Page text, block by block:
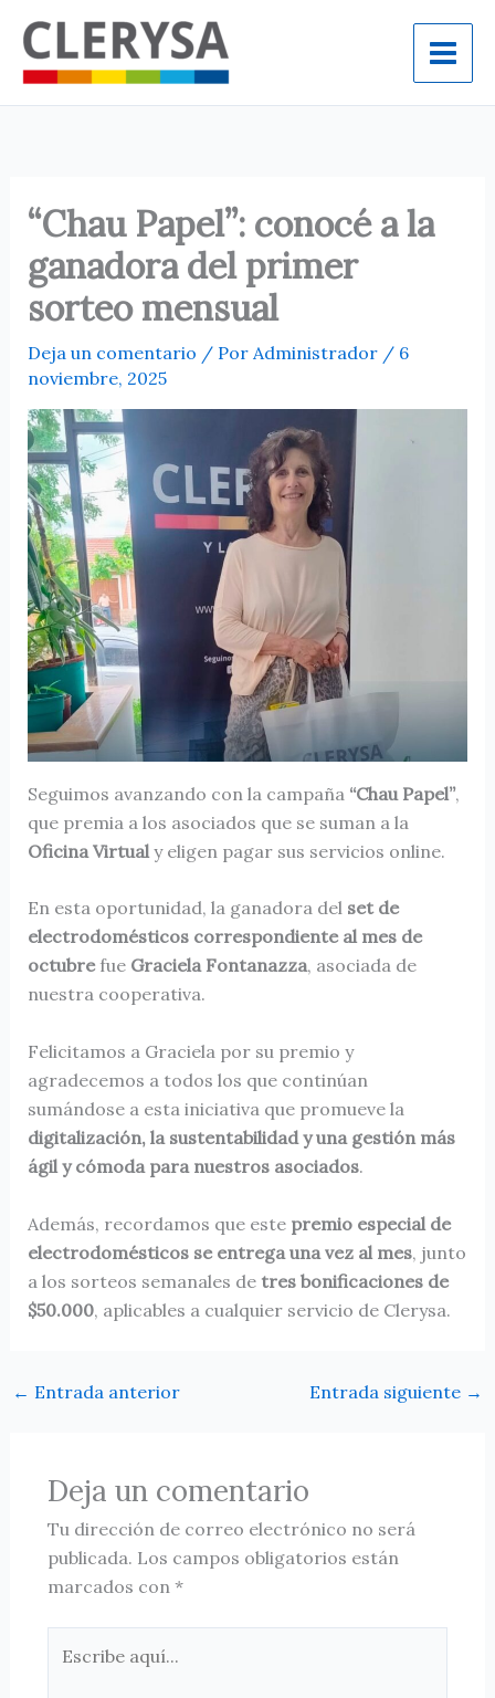
contenido
“Chau Papel”: conocé a la
ganadora del primer
sorteo mensual
Deja un comentario / Por Administrador / 6
noviembre, 2025
Seguimos avanzando con la campaña “Chau Papel”,
que premia a los asociados que se suman a la
Oficina Virtualy eligen pagar sus servicios online.
En esta oportunidad, la ganadora del set de
electrodomésticos correspondiente al mes de
octubrefue Graciela Fontanazza, asociada de
nuestra cooperativa.
Felicitamos a Graciela por su premio y
agradecemos a todos los que continúan
sumándose a esta iniciativa que promueve la
digitalización, la sustentabilidad y una gestión más
ágil y cómoda para nuestros asociados.
Además, recordamos que este premio especial de
electrodomésticos se entrega una vez al mes, junto
a los sorteos semanales de tres bonificaciones de
$50.000, aplicables a cualquier servicio de Clerysa.
← Entrada anterior Entrada siguiente →
Deja un comentario
Tu dirección de correo electrónico no será
publicada. Los campos obligatorios están
marcados con *
aquí...